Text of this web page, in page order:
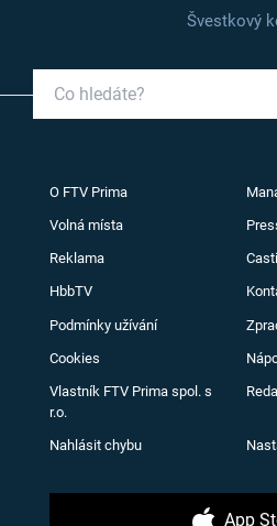
Švestkový
O FTV Prima
Volná místa
Reklama
HbbTV
Podmínky užívání
Cookies
Vlastník FTV Prima spol. s
r.o.
Nahlásit chybu
App